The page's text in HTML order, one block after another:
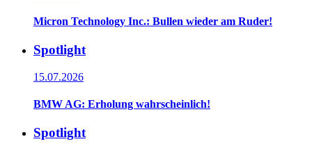
Micron Technology Inc.: Bullen wieder am Ruder!
Spotlight
15.07.2026
BMW AG: Erholung wahrscheinlich!
Spotlight